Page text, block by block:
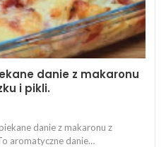
danie z makaronu
i pikli.
danie z makaronu z
aromatyczne danie…